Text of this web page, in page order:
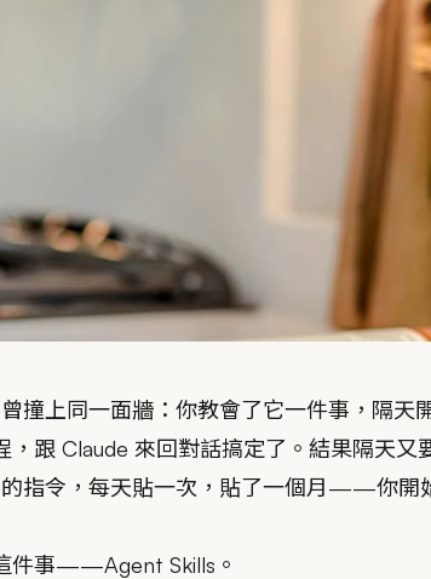
撞上同一面牆：你教會了它一件事，隔天
，跟 Claude 來回對話搞定了。結果隔天
指令，每天貼一次，貼了一個月——你開
件事——Agent Skills。